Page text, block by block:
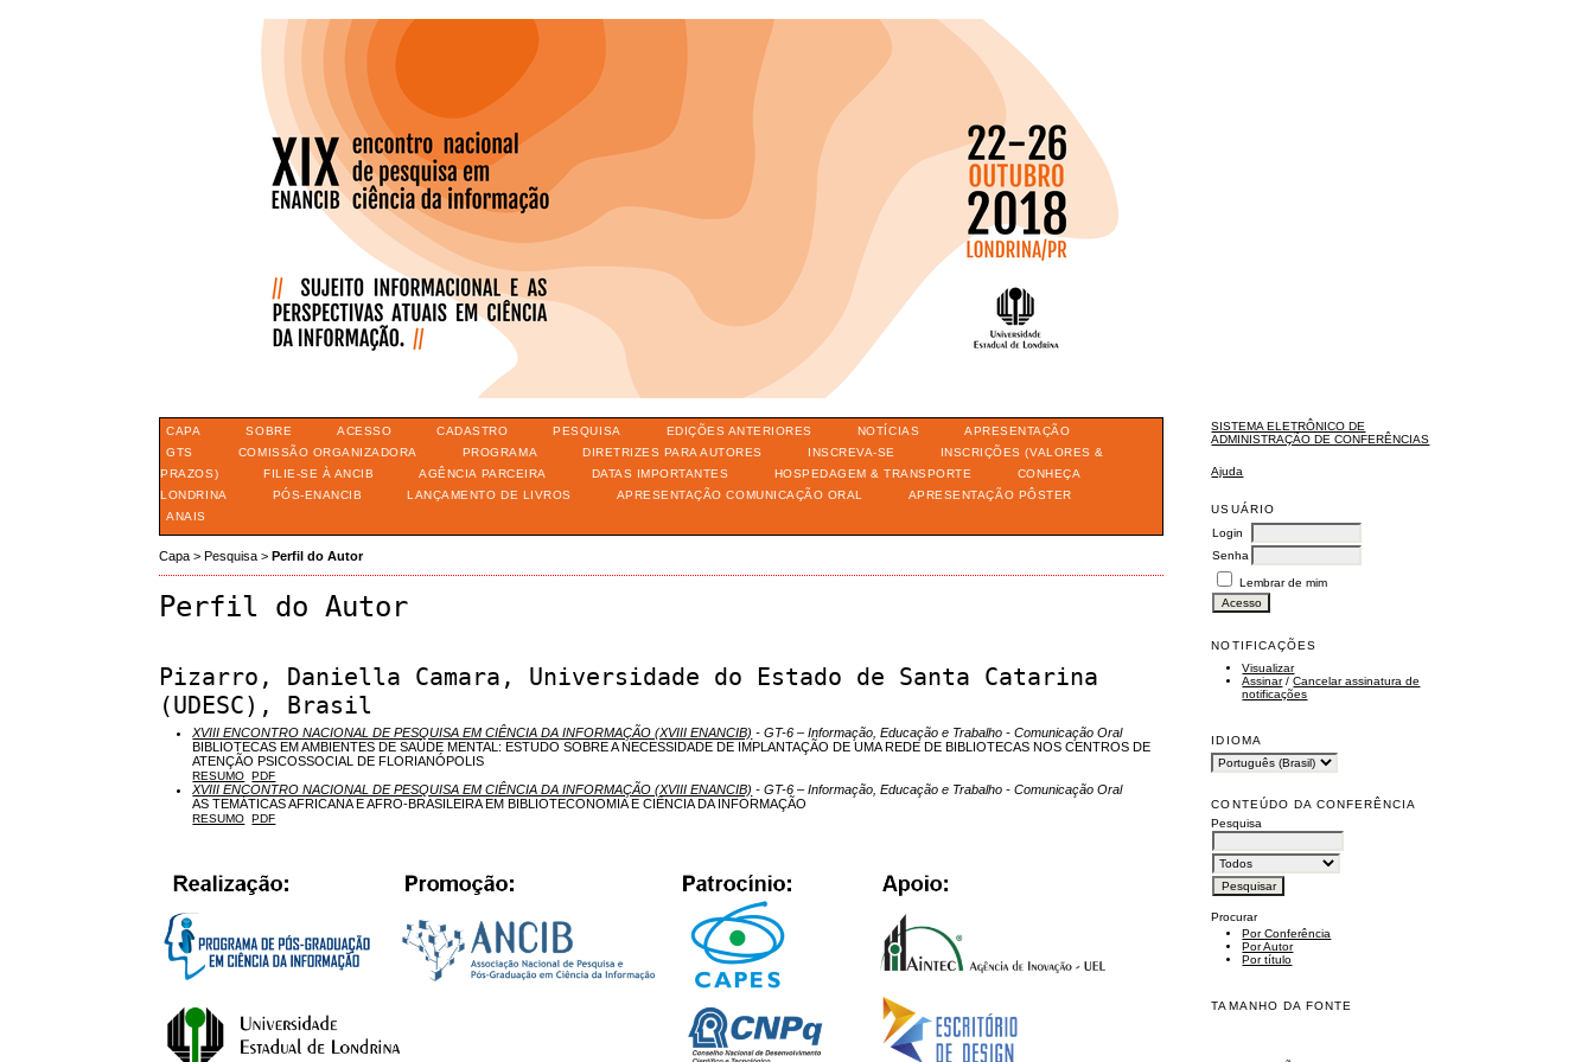
SISTEMA ELETRÔNICO DE
ADMINISTRAÇÃO DE CONFERÊNCIAS
Ajuda
USUÁRIO
Login
Senha
Lembrar de mim
NOTIFICAÇÕES
Visualizar
Assinar/Cancelar assinatura de
notificações
IDIOMA
CONTEÚDO DA CONFERÊNCIA
Pesquisa
Procurar
Por Conferência
Por Autor
Por título
TAMANHO DA FONTE
CAPA SOBRE ACESSO CADASTRO PESQUISA EDIÇÕES ANTERIORES NOTÍCIAS
APRESENTAÇÃO
GTS
COMISSÃO ORGANIZADORA PROGRAMA DIRETRIZES PARA AUTORES INSCREVA-SE
INSCRIÇÕES (VALORES &
PRAZOS)
FILIE-SE À ANCIB AGÊNCIA PARCEIRA DATAS IMPORTANTES HOSPEDAGEM & TRANSPORTE
CONHEÇA
LONDRINA
PÓS-ENANCIB LANÇAMENTO DE LIVROS APRESENTAÇÃO COMUNICAÇÃO ORAL
APRESENTAÇÃO PÔSTER
ANAIS
Capa >Pesquisa >Perfil do Autor
Perfil do Autor
Pizarro, Daniella Camara, Universidade do Estado de Santa Catarina
(UDESC), Brasil
XVIII ENCONTRO NACIONAL DE PESQUISA EM CIÊNCIA DA INFORMAÇÃO (XVIII ENANCIB) - GT-6 – Informação, Educação e Trabalho - Comunicação Oral
BIBLIOTECAS EM AMBIENTES DE SAÚDE MENTAL: ESTUDO SOBRE A NECESSIDADE DE IMPLANTAÇÃO DE UMA REDE DE BIBLIOTECAS NOS CENTROS DE
ATENÇÃO PSICOSSOCIAL DE FLORIANÓPOLIS
RESUMO PDF
XVIII ENCONTRO NACIONAL DE PESQUISA EM CIÊNCIA DA INFORMAÇÃO (XVIII ENANCIB) - GT-6 – Informação, Educação e Trabalho - Comunicação Oral
AS TEMÁTICAS AFRICANA E AFRO-BRASILEIRA EM BIBLIOTECONOMIA E CIÊNCIA DA INFORMAÇÃO
RESUMO PDF